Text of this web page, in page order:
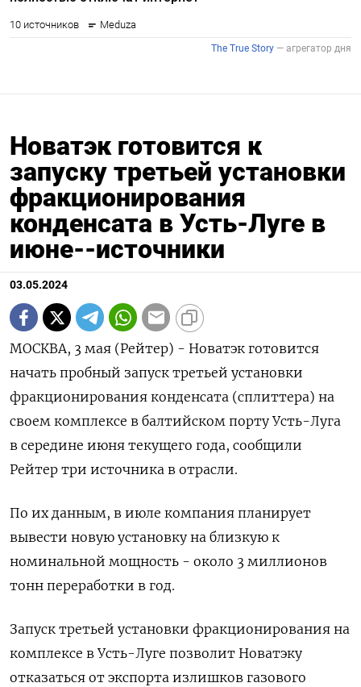
Новатэк готовится к
запуску третьей установки
фракционирования
конденсата в Усть-Луге в
июне--источники
03.05.2024
МОСКВА, 3 мая (Рейтер) - Новатэк готовится
начать пробный запуск третьей установки
фракционирования конденсата (сплиттера) на
своем комплексе в балтийском порту Усть-Луга
в середине июня текущего года, сообщили
Рейтер три источника в отрасли.
По их данным, в июле компания планирует
вывести новую установку на близкую к
номинальной мощность - около 3 миллионов
тонн переработки в год.
Запуск третьей установки фракционирования на
комплексе в Усть-Луге позволит Новатэку
отказаться от экспорта излишков газового